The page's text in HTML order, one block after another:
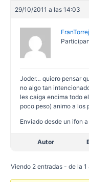
29/10/2011 a las 14:03
Joder… quiero pensar
no algo tan
les caiga encima todo
poco peso) animo a los
Enviado desde un ifon
Autor
Viendo 2 entradas - de la